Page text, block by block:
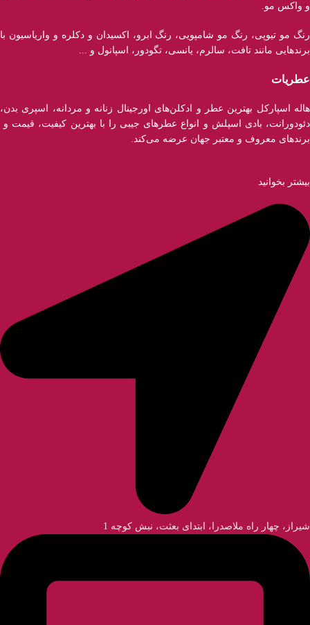
و واکس مو.
رنگ مو تیوپی، رنگ مو شامپویی، رنگ ابرو، اکسیدان و دکلره و واریاسیون با
برند‌هایی مانند تافت، سالرم، یانسی، تگودور، اسپانول و ...
عطریات
هاله اسپارکل بهترین عطر و ادکلن‌های اورجینال زنانه و مردانه، اسپری بدن،
دئودورانت، بادی اسپلش و انواع عطر‌های جیبی را با بهترین کیفیت، قیمت و
برندهای معروف و معتبر جهان عرضه می‌کند.
بیشتر بخوانید
شیراز، چهار راه ملاصدرا، ابتدای بعثت، نبش کوچه 1